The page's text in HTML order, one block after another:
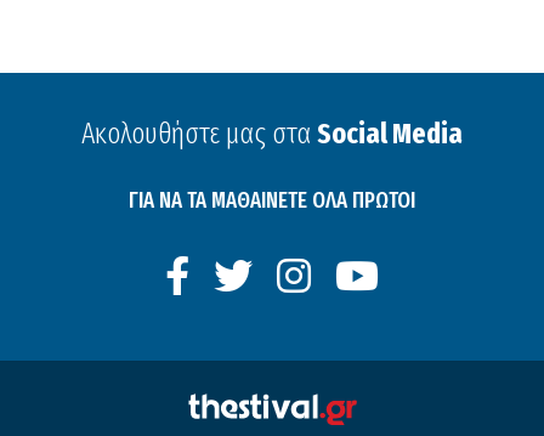
Ακολουθήστε μας στα Social Media
ΓΙΑ ΝΑ ΤΑ ΜΑΘΑΙΝΕΤΕ ΟΛΑ ΠΡΩΤΟΙ